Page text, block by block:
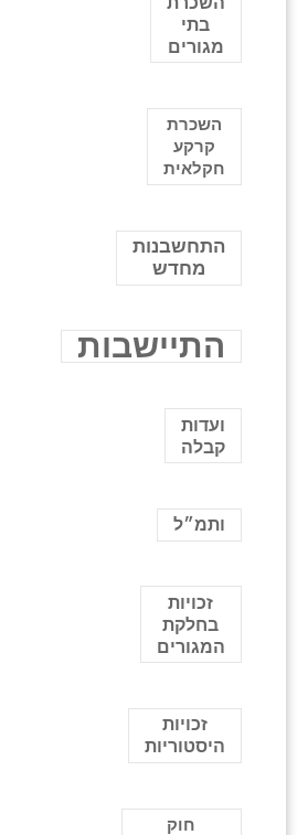
בתי
מגורים
השכרת
קרקע
חקלאית
התחשבנות
מחדש
התיישבות
ועדות
קבלה
ותמ״ל
זכויות
בחלקת
המגורים
זכויות
היסטוריות
חוק